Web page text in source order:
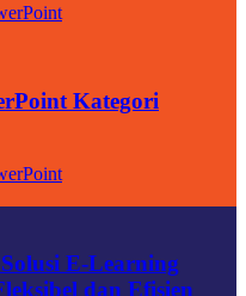
Kategori
E-Learning
dan Efisien